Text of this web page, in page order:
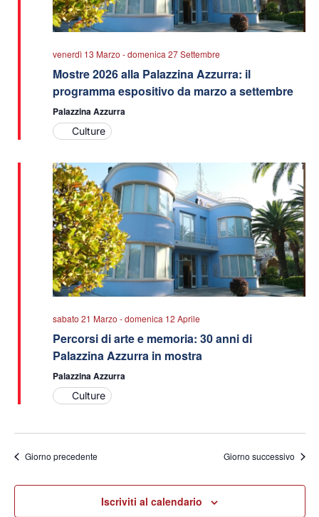
venerdì 13 Marzo -domenica 27 Settembre
Mostre 2026 alla Palazzina Azzurra: il
programma espositivo da marzo a settembre
Palazzina Azzurra
Culture
sabato 21 Marzo -domenica 12 Aprile
Percorsi di arte e memoria: 30 anni di
Palazzina Azzurra in mostra
Palazzina Azzurra
Culture
Giorno precedente Giorno successivo
Iscriviti al calendario